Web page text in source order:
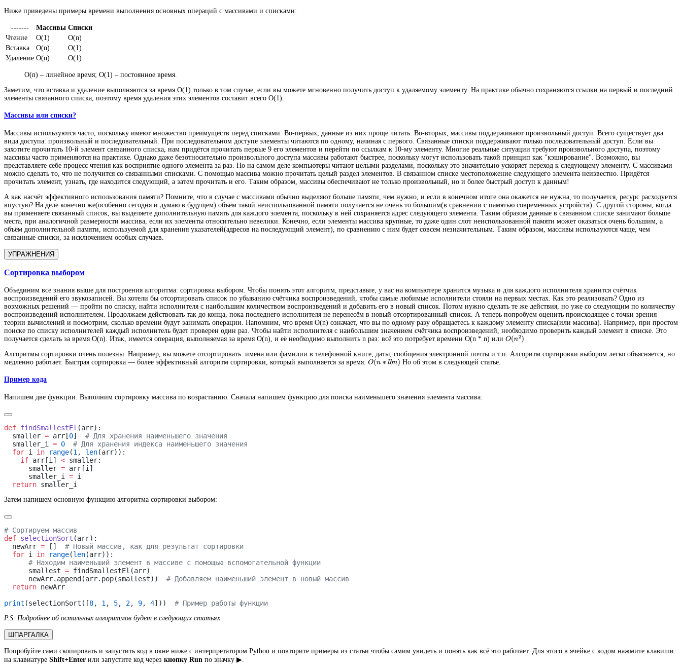
Ниже приведены примеры времени выполнения основных операций с массивами и списками:
------- Массивы Списки
Чтение
O(1)
O(n)
Вставка
O(n)
O(1)
Удаление O(n) O(1)
O(n) – линейное время; O(1) – постоянное время.
Заметим, что вставка и удаление выполняются за время O(1) только в том случае, если вы можете мгновенно получить доступ к удаляемому элементу. На практике обычно сохраняются ссылки на первый и последний
элементы связанного списка, поэтому время удаления этих элементов составит всего O(1).
Массивы или списки?
Массивы используются часто, поскольку имеют множество преимуществ перед списками. Во-первых, данные из них проще читать. Во-вторых, массивы поддерживают произвольный доступ. Всего существует два
вида доступа: произвольный и последовательный. При последовательном доступе элементы читаются по одному, начиная с первого. Связанные списки поддерживают только последовательный доступ. Если вы
захотите прочитать 10-й элемент связанного списка, нам придётся прочитать первые 9 его элементов и перейти по ссылкам к 10-му элементу. Многие реальные ситуации требуют произвольного доступа, поэтому
массивы часто применяются на практике. Однако даже безотносительно произвольного доступа массивы работают быстрее, поскольку могут использовать такой принцип как "кэширование". Возможно, вы
представляете себе процесс чтения как восприятие одного элемента за раз. Но на самом деле компьютеры читают целыми разделами, поскольку это значительно ускоряет переход к следующему элементу. С массивами
можно сделать то, что не получится со связанными списками. С помощью массива можно прочитать целый раздел элементов. В связанном списке местоположение следующего элемента неизвестно. Придётся
прочитать элемент, узнать, где находится следующий, а затем прочитать и его. Таким образом, массивы обеспечивают не только произвольный, но и более быстрый доступ к данным!
А как насчёт эффективного использования памяти? Помните, что в случае с массивами обычно выделяют больше памяти, чем нужно, и если в конечном итоге она окажется не нужна, то получается, ресурс расходуется
впустую? На деле конечно же(особенно сегодня и думаю в будущем) объём такой неиспользованной памяти получается не очень то большим(в сравнении с памятью современных устройств). С другой стороны, когда
вы применяете связанный список, вы выделяете дополнительную память для каждого элемента, поскольку в ней сохраняется адрес следующего элемента. Таким образом данные в связанном списке занимают больше
места, при аналогичной размерности массива, если их элементы относительно невелики. Конечно, если элементы массива крупные, то даже один слот неиспользованной памяти может оказаться очень большим, а
объём дополнительной памяти, используемой для хранения указателей(адресов на последующий элемент), по сравнению с ним будет совсем незначительным. Таким образом, массивы используются чаще, чем
связанные списки, за исключением особых случаев.
УПРАЖНЕНИЯ
Сортировка выбором
Объединим все знания выше для построения алгоритма: сортировка выбором. Чтобы понять этот алгоритм, представьте, у вас на компьютере хранится музыка и для каждого исполнителя хранится счётчик
воспроизведений его звукозаписей. Вы хотели бы отсортировать список по убыванию счётчика воспроизведений, чтобы самые любимые исполнители стояли на первых местах. Как это реализовать? Одно из
возможных решений — пройти по списку, найти исполнителя с наибольшим количеством воспроизведений и добавить его в новый список. Потом нужно сделать те же действия, но уже со следующим по количеству
воспроизведений исполнителем. Продолжаем действовать так до конца, пока последнего исполнителя не перенесём в новый отсортированный список. А теперь попробуем оценить происходящее с точки зрения
теории вычислений и посмотрим, сколько времени будут занимать операции. Напомним, что время O(n) означает, что вы по одному разу обращаетесь к каждому элементу списка(или массива). Например, при простом
поиске по списку исполнителей каждый исполнитель будет проверен один раз. Чтобы найти исполнителя с наибольшим значением счётчика воспроизведений, необходимо проверить каждый элемент в списке. Это
получается сделать за время O(n). Итак, имеется операция, выполняемая за время O(n), и её необходимо выполнить n раз: всё это потребует времени O(n * n) или
Алгоритмы сортировки очень полезны. Например, вы можете отсортировать: имена или фамилии в телефонной книге; даты; сообщения электронной почты и т.п. Алгоритм сортировки выбором легко объясняется, но
медленно работает. Быстрая сортировка — более эффективный алгоритм сортировки, который выполняется за время:
Но об этом в следующей статье.
Пример кода
Напишем две функции. Выполним сортировку массива по возрастанию. Сначала напишем функцию для поиска наименьшего значения элемента массива:
def findSmallestEl
  smaller
= arr[0]
  smaller_i
= 0
  for
i in range(1 , len
    if
arr[i] <
      smaller
=
      smaller_i
=
  return
Затем напишем основную функцию алгоритма сортировки выбором:
def selectionSort
  newArr
= []
  for
i in range(len
      smallest
=
      newArr.append(arr.pop(smallest))
  return
print (selectionSort([8, 1 , 5, 2, 9, 4]))
P.S. Подробнее об остальных алгоритмов будет в следующих статьях.
ШПАРГАЛКА
Попробуйте сами скопировать и запустить код в окне ниже с интерпретатором Python и повторите примеры из статьи чтобы самим увидеть и понять как всё это работает. Для этого в ячейке с кодом нажмите клавиши
на клавиатуре Shift+Enter или запустите код через кнопку Run по значку ▶.